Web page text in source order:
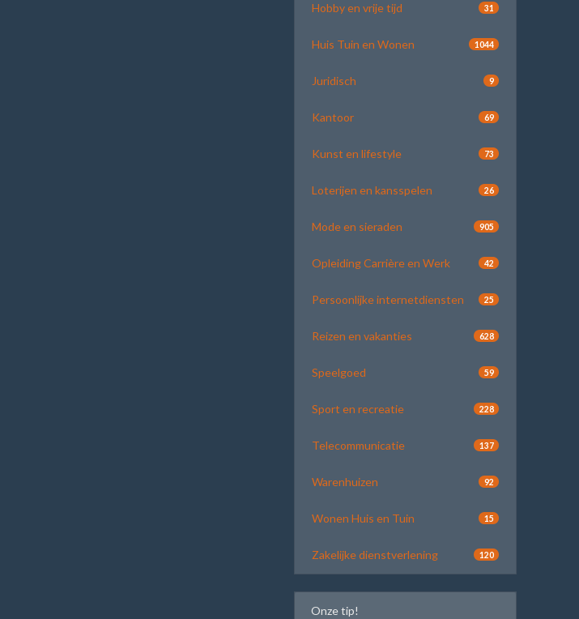
Hobby en vrije tijd 31
Huis Tuin en Wonen 1044
Juridisch 9
Kantoor 69
Kunst en lifestyle 73
Loterijen en kansspelen 26
Mode en sieraden 905
Opleiding Carrière en Werk 42
Persoonlijke internetdiensten 25
Reizen en vakanties 628
Speelgoed 59
Sport en recreatie 228
Telecommunicatie 137
Warenhuizen 92
Wonen Huis en Tuin 15
Zakelijke dienstverlening 120
Onze tip!